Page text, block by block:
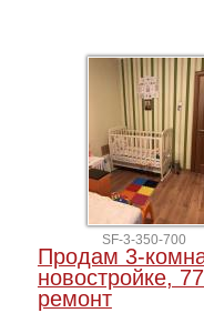
SF-3-350-700
Продам 3-
новостройке,
ремонт